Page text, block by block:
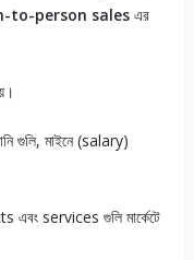
to-person salesএর
গুলি, মাইনে (salary)
এবং services গুলি মার্কেটে